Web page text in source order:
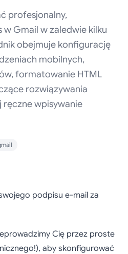
profesjonalny,
Gmail w zaledwie kilku
obejmuje konfigurację
mobilnych,
formatowanie HTML
rozwiązywania
ręczne wpisywanie
podpis w
minutę
podpisu e-mail za
Cię przez proste
aby skonfigurować